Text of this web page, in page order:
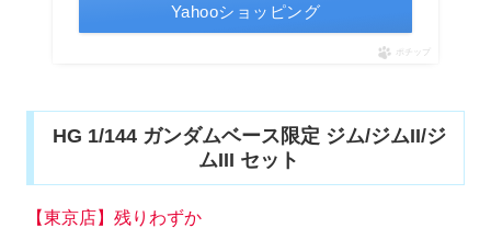
Yahooショッピング
ポチップ
HG 1/144 ガンダムベース限定 ジム/ジムII/ジ
ムIII セット
【東京店】残りわずか